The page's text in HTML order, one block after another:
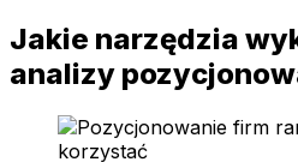
Jakie narzędzia
analizy